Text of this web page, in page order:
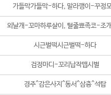
가들막가들막-하다, 말라깽이-꾸정모
외날개-꼬마하루살이, 털줄뾰족코-조
시근벌떡시근벌떡-하다
검정마디-꼬리납작맵시벌
경주^감은사지^동서^삼층^석탑